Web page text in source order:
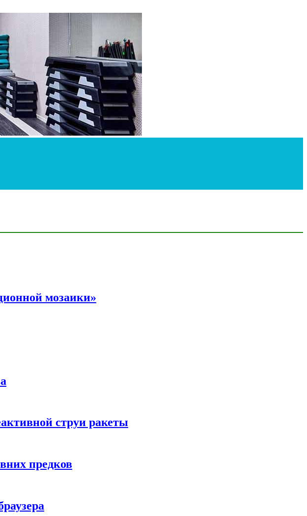
мозаики»
струи ракеты
предков